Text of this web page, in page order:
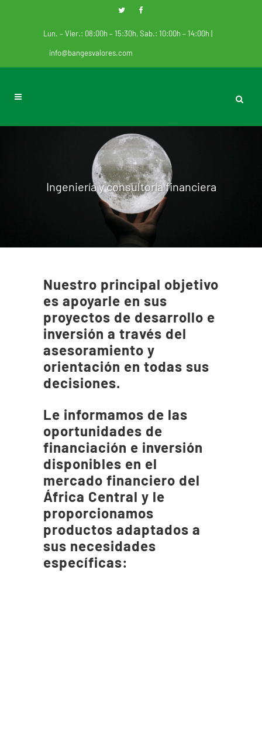
Lun. – Vier.: 08:00h – 15:30h, Sab.: 10:00h – 14:00h |
info@bangesvalores.com
Ingeniería y consultoría financiera
Nuestro principal objetivo
es apoyarle en sus
proyectos de desarrollo e
inversión a través del
asesoramiento y
orientación en todas sus
decisiones.
Le informamos de las
oportunidades de
financiación e inversión
disponibles en el
mercado financiero del
África Central y le
proporcionamos
productos adaptados a
sus necesidades
específicas: